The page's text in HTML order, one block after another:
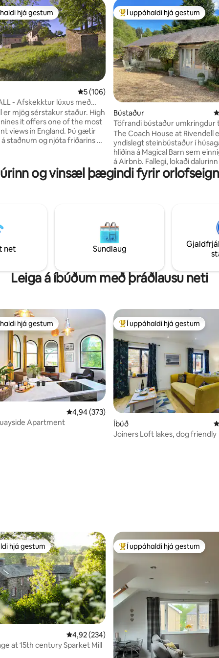
503 umsagnir
hjá gestum
hjá gestum
5 af 5 í meðaleinkunn, 106 umsagnir
5 (106)
með
er mjög sérstakur staður. High
it offers one of the most
in England. Þú gætir
staðnum og njóta friðarins og
í stórfenglegu
Durham og norður að
lestu bara umsagnirnar
Í mestu uppáhaldi hjá gestum
Í uppáhaldi hjá gestum
Bústaður
Töfrandi bústaður umkringdur
vatni
The Coach House at Rivendell
yndislegt steinbústaður í
hliðina á Magical Barn sem
á Airbnb. Fallegi, lokaði
litlum fossi og dimmum himni
staðsettur í gróskumiklum,
frá Hadrianarveggnum.
dásamlega Northumberland.
District í vestri er í auðveldri
akstursfjarlægð, rétt eins og
fjöllin í suðri og Skotland í
og vinsæl þægindi fyrir
net Sundlaug
Leiga á íbúðum með þráðlausu neti
umsagnir
hjá gestum
hjá gestum
4,94 af 5 í meðaleinkunn, 373 umsagnir
4,94 (373)
Apartment
Í mestu uppáhaldi hjá gestum
Í uppáhaldi hjá gestum
Íbúð
Joiners Loft lakes, dog friendly
umsagnir
hjá gestum
hjá gestum
4,92 af 5 í meðaleinkunn, 234 umsagnir
4,92 (234)
at 15th century Sparket Mill
Í mestu uppáhaldi hjá gestum
Í uppáhaldi hjá gestum